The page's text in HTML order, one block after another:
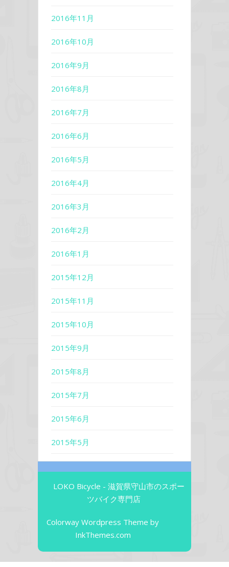
2016年11月
2016年10月
2016年9月
2016年8月
2016年7月
2016年6月
2016年5月
2016年4月
2016年3月
2016年2月
2016年1月
2015年12月
2015年11月
2015年10月
2015年9月
2015年8月
2015年7月
2015年6月
2015年5月
LOKO Bicycle - 滋賀県守山市のスポー
ツバイク専門店
Colorway Wordpress Theme by
InkThemes.com